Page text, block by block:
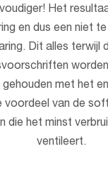
Het
en dus een niet
Dit alles terwijl
met het
voordeel van de
die het minst
ventileert.